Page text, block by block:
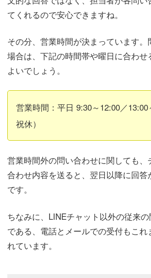
てくれるので安心できますね。
その分、営業時間が決まっています。
場合は、下記の時間帯や曜日に合わせ
よいでしょう。
営業時間：平日 9:30～12:00／13:00
祝休）
営業時間外の問い合わせに関しても、
合わせ内容を送ると、翌日以降に回答
です。
ちなみに、LINEチャット以外の従来
である、電話とメールでの受付もこれ
れています。